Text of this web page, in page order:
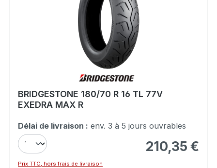
BRIDGESTONE 180/70 R 16 TL 77V
EXEDRA MAX R
Délai de livraison : env. 3 à 5 jours ouvrables
Prix régulier :
210,35 €
Prix TTC, hors frais de livraison